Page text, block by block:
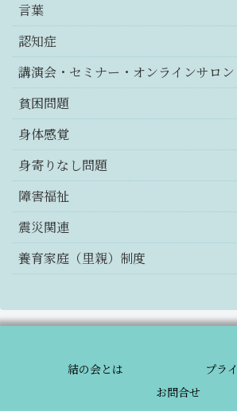
言葉
認知症
講演会・セミナー・オンラインサロン
貧困問題
身体感覚
身寄りなし問題
障害福祉
震災関連
養育家庭（里親）制度
結の会とは
プラ
お問合せ